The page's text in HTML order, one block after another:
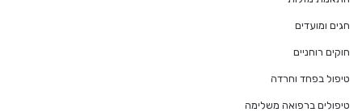
חגים ומועדים
חוקים רוחניים
טיפול בפחד וחרדה
טיפולים ברפואה משלימה